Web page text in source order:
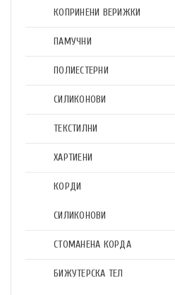
КОПРИНЕНИ ВЕРИЖКИ
ПАМУЧНИ
ПОЛИЕСТЕРНИ
СИЛИКОНОВИ
ТЕКСТИЛНИ
ХАРТИЕНИ
КОРДИ
СИЛИКОНОВИ
СТОМАНЕНА КОРДА
БИЖУТЕРСКА ТЕЛ